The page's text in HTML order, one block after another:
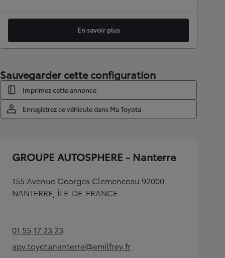
En savoir plus
Sauvegarder cette configuration
Imprimez cette annonce
Enregistrez ce véhicule dans Ma Toyota
GROUPE AUTOSPHERE - Nanterre
155 Avenue Georges Clemenceau 92000
NANTERRE, ÎLE-DE-FRANCE
01 55 17 23 23(Opens in new tab)
apv.toyotananterre@emilfrey.fr
(Opens in new tab)